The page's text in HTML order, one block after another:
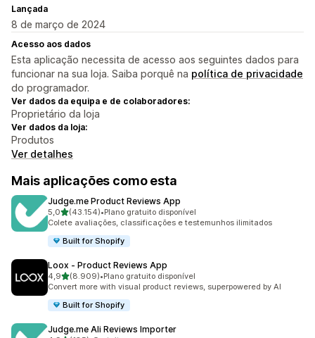
Lançada
8 de março de 2024
Acesso aos dados
Esta aplicação necessita de acesso aos seguintes dados para
funcionar na sua loja. Saiba porquê na política de privacidade
do programador.
Ver dados da equipa e de colaboradores:
Proprietário da loja
Ver dados da loja:
Produtos
Ver detalhes
Mais aplicações como esta
Judge.me Product Reviews App
5,0de 5 estrelas
(43.154)
43154 total de avaliações
•Plano gratuito disponível
Colete avaliações, classificações e testemunhos ilimitados
Built for Shopify
Loox ‑ Product Reviews App
4,9de 5 estrelas
(8.909)
8909 total de avaliações
•Plano gratuito disponível
Convert more with visual product reviews, superpowered by AI
Built for Shopify
Judge.me Ali Reviews Importer